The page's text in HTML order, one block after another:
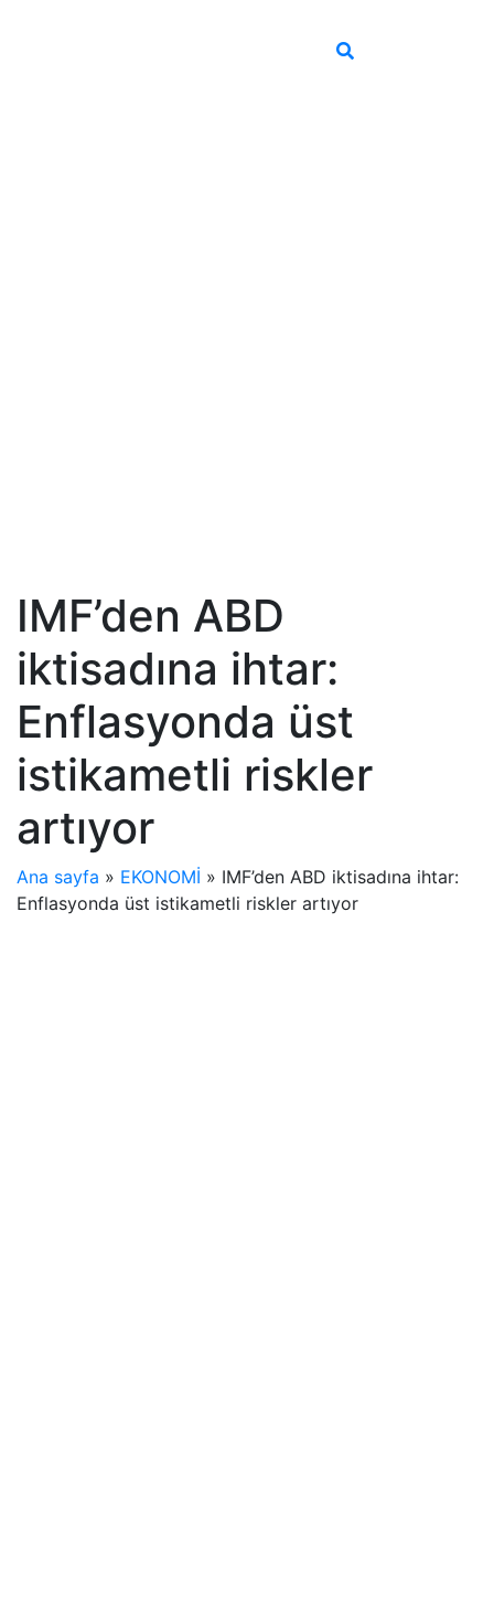
IMF’den ABD
iktisadına ihtar:
Enflasyonda üst
istikametli riskler
artıyor
Ana sayfa » EKONOMİ » IMF’den ABD iktisadına ihtar:
Enflasyonda üst istikametli riskler artıyor